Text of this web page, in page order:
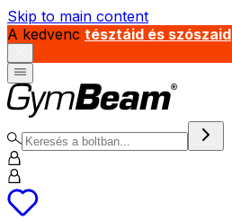
Skip to main content
A kedvenc tésztáid és szószaid